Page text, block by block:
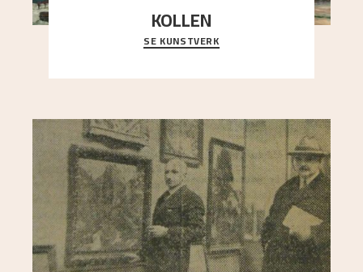
KOLLEN
Et ruvende fjell dominerer bildeflaten, og står i
sterk kontrast til det spinkle rognetreet ute
SE KUNSTVERK